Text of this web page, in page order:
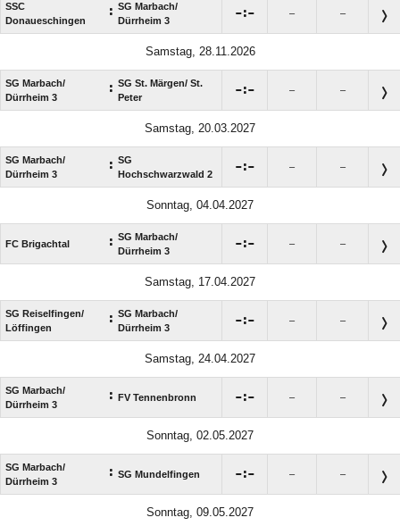
SSC
Donaueschingen
: SG Marbach/​
Dürrheim 3
: – –
Samstag, 28.11.2026
SG Marbach/​
Dürrheim 3
: SG St. Märgen/​ St.
Peter
: – –
Samstag, 20.03.2027
SG Marbach/​
Dürrheim 3
: SG
Hochschwarzwald 2
: – –
Sonntag, 04.04.2027
FC Brigachtal : SG Marbach/​
Dürrheim 3
: – –
Samstag, 17.04.2027
SG Reiselfingen/​
Löffingen
: SG Marbach/​
Dürrheim 3
: – –
Samstag, 24.04.2027
SG Marbach/​
Dürrheim 3
: FV Tennenbronn : – –
Sonntag, 02.05.2027
SG Marbach/​
Dürrheim 3
: SG Mundelfingen : – –
Sonntag, 09.05.2027